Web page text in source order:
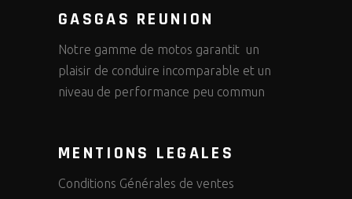
GASGAS REUNION
Notre gamme de motos garantit un
plaisir de conduire incomparable et un
niveau de performance peu commun
MENTIONS LEGALES
Conditions Générales de ventes